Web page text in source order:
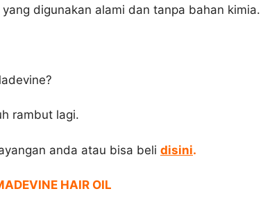
digunakan alami dan tanpa bahan kimia.
rambut lagi.
anda atau bisa beli disini.
HAIR OIL